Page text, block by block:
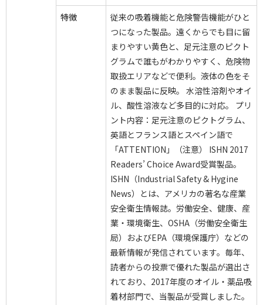
特徴
従来の吸着機能と危険警告機能がひと
つになった製品。遠くからでも目に留
まりやすい黄色と、足元注意のピクト
グラムで誰もがわかりやすく、危険物
取扱エリアなどで便利。液体の色をそ
のまま製品に反映。 水溶性溶剤やオイ
ル、酸性溶液など多目的に対応。 プリ
ント内容：足元注意のピクトグラム、
英語とフランス語とスペイン語で
「ATTENTION」（注意） ISHN 2017
Readers’ Choice Award受賞製品。
ISHN（Industrial Safety & Hygine
News）とは、アメリカの著名な産業
安全衛生情報誌。労働安全、健康、産
業・環境衛生、OSHA（労働安全衛生
局）およびEPA（環境保護庁）などの
最新情報が発信されています。毎年、
読者からの投票で優れた製品が選出さ
れており、2017年度のオイル・薬品吸
着材部門で、当製品が受賞しました。